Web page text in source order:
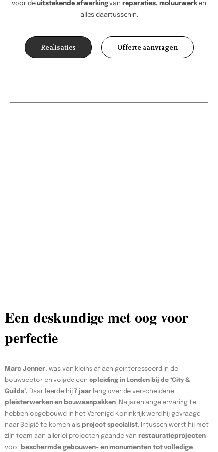
voor de uitstekende afwerking van reparaties, moluurwerk en
alles daartussenin.
Realisaties Offerte aanvragen
Een deskundige met oog voor
perfectie
Marc Jenner, was van kleins af aan geïnteresseerd in de
bouwsector en volgde een opleiding in Londen bij de ‘City &
Guilds’. Daar leerde hij 7 jaar lang over de verscheidene
pleisterwerken en bouwaanpakken. Na jarenlange ervaring te
hebben opgebouwd in het Verenigd Koninkrijk werd hij gevraagd
naar België te komen als project specialist. Intussen werkt hij met
zijn team aan allerlei projecten gaande van restauratieprojecten
voor beschermde gebouwen- en monumenten tot volledige